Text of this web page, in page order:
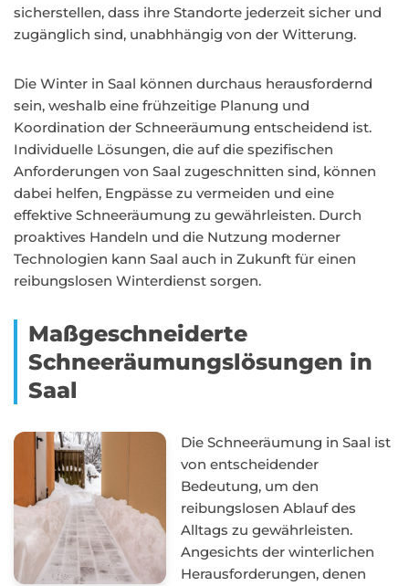
sicherstellen, dass ihre Standorte jederzeit sicher und
zugänglich sind, unabhhängig von der Witterung.
Die Winter in Saal können durchaus herausfordernd
sein, weshalb eine frühzeitige Planung und
Koordination der Schneeräumung entscheidend ist.
Individuelle Lösungen, die auf die spezifischen
Anforderungen von Saal zugeschnitten sind, können
dabei helfen, Engpässe zu vermeiden und eine
effektive Schneeräumung zu gewährleisten. Durch
proaktives Handeln und die Nutzung moderner
Technologien kann Saal auch in Zukunft für einen
reibungslosen Winterdienst sorgen.
Maßgeschneiderte
Schneeräumungslösungen in
Saal
Die Schneeräumung in Saal ist
von entscheidender
Bedeutung, um den
reibungslosen Ablauf des
Alltags zu gewährleisten.
Angesichts der winterlichen
Herausforderungen, denen